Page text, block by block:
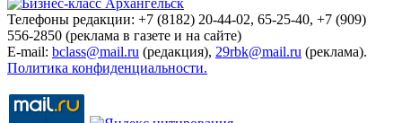
Телефоны редакции: +7 (8182) 20-44-02, 65-25-40, +7 (909)
556-2850 (реклама в газете и на сайте)
E-mail: bclass@mail.ru (редакция), 29rbk@mail.ru (реклама).
Политика конфиденциальности.